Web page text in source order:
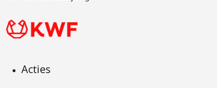
Acties